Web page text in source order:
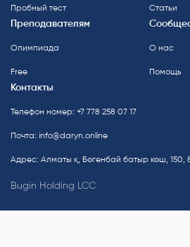
Пробный тест Статьи
Преподавателям
Олимпиада
Free
О нас
Помощь
Контакты
Телефон номер: +7 778 258 07 17
Почта: info@daryn.online
Адрес: Алматы қ, Бөгенбай батыр көш, 150,
Bugin Holding LCC